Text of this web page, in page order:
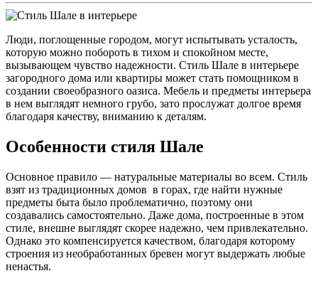
Люди, поглощенные городом, могут испытывать усталость,
которую можно побороть в тихом и спокойном месте,
вызывающем чувство надежности. Стиль Шале в интерьере
загородного дома или квартиры может стать помощником в
создании своеобразного оазиса. Мебель и предметы интерьера
в нем выглядят немного грубо, зато прослужат долгое время
благодаря качеству, вниманию к деталям.
Особенности стиля Шале
Основное правило — натуральные материалы во всем. Стиль
взят из традиционных домов в горах, где найти нужные
предметы быта было проблематично, поэтому они
создавались самостоятельно. Даже дома, построенные в этом
стиле, внешне выглядят скорее надежно, чем привлекательно.
Однако это компенсируется качеством, благодаря которому
строения из необработанных бревен могут выдержать любые
ненастья.